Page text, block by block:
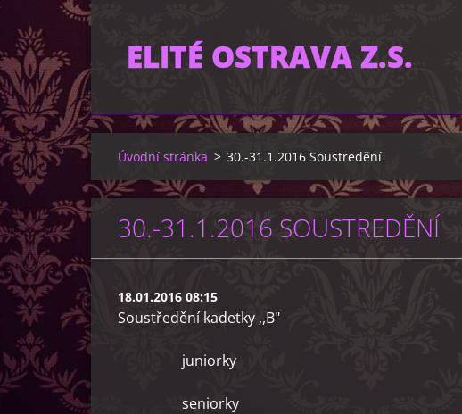
ELITÉ OSTRAVA Z.S.
Úvodní stránka > 30.-31.1.2016 Soustredění
30.-31.1.2016 SOUSTREDĚNÍ
18.01.2016 08:15
Soustředění kadetky ,,B"
juniorky
seniorky